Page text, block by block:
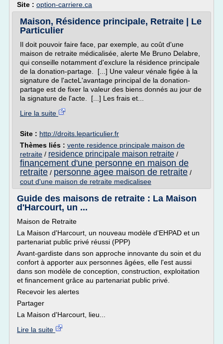
Site : option-carriere.ca
Maison, Résidence principale, Retraite | Le
Particulier
Il doit pouvoir faire face, par exemple, au coût d'une
maison de retraite médicalisée, alerte Me Bruno Delabre,
qui conseille notamment d'exclure la résidence principale
de la donation-partage. [...] Une valeur vénale figée à la
signature de l'acteL'avantage principal de la donation-
partage est de fixer la valeur des biens donnés au jour de
la signature de l'acte. [...] Les frais et...
Lire la suite
Site : http://droits.leparticulier.fr
Thèmes liés : vente residence principale maison de
retraite / residence principale maison retraite /
financement d'une personne en maison de
retraite / personne agee maison de retraite /
cout d'une maison de retraite medicalisee
Guide des maisons de retraite : La Maison
d'Harcourt, un ...
Maison de Retraite
La Maison d'Harcourt, un nouveau modèle d'EHPAD et un
partenariat public privé réussi (PPP)
Avant-gardiste dans son approche innovante du soin et du
confort à apporter aux personnes âgées, elle l'est aussi
dans son modèle de conception, construction, exploitation
et financement grâce au partenariat public privé.
Recevoir les alertes
Partager
La Maison d'Harcourt, lieu...
Lire la suite